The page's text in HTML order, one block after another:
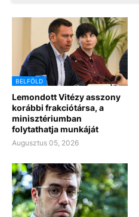
BELFÖLD
Lemondott Vitézy asszony
korábbi frakciótársa, a
minisztériumban
folytathatja munkáját
Augusztus 05, 2026